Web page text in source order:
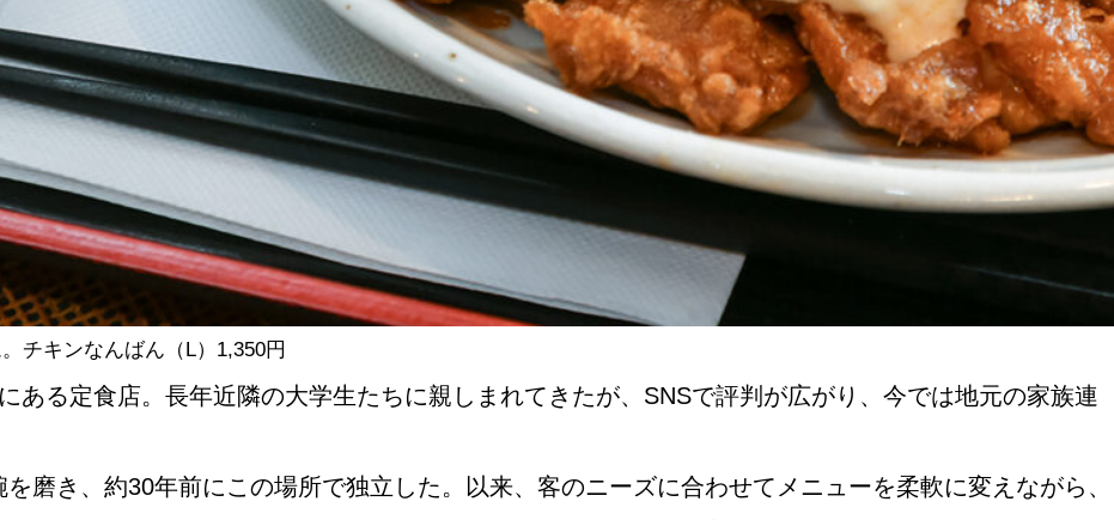
募
チキンなんばん（L）1,350円
ある定食店。長年近隣の大学生たちに親しまれてきたが、SNSで評判が広がり、今では地元の家族連
磨き、約30年前にこの場所で独立した。以来、客のニーズに合わせてメニューを柔軟に変えながら、